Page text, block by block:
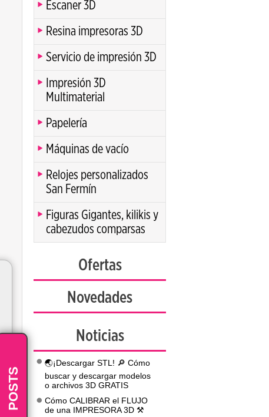
Escaner 3D
Resina impresoras 3D
Servicio de impresión 3D
Impresión 3D
Multimaterial
Papelería
Máquinas de vacío
Relojes personalizados
San Fermín
Figuras Gigantes, kilikis y
cabezudos comparsas
Ofertas
Novedades
Noticias
🌏¡Descargar STL! 🔎 Cómo
buscar y descargar modelos
o archivos 3D GRATIS
Cómo CALIBRAR el FLUJO
de una IMPRESORA 3D ⚒️
POSTS